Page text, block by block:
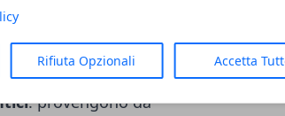
Rifiuta Opzionali Accetta
delle passioni
una mostra unica, che
del corpo umano.Tutti i
: provengono da